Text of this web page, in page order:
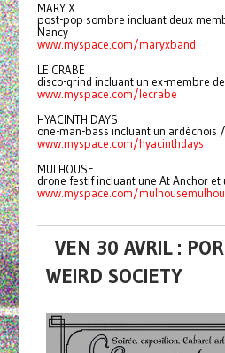
MARY.X
post-pop sombre incluant deux
Nancy
www.myspace.com/maryxband
LE CRABE
disco-grind incluant un ex-membre
www.myspace.com/lecrabe
HYACINTH DAYS
one-man-bass incluant un ardèchois
www.myspace.com/hyacinthdays
MULHOUSE
drone festif incluant une At Anchor
www.myspace.com/
VEN 30 AVRIL :
WEIRD SOCIETY